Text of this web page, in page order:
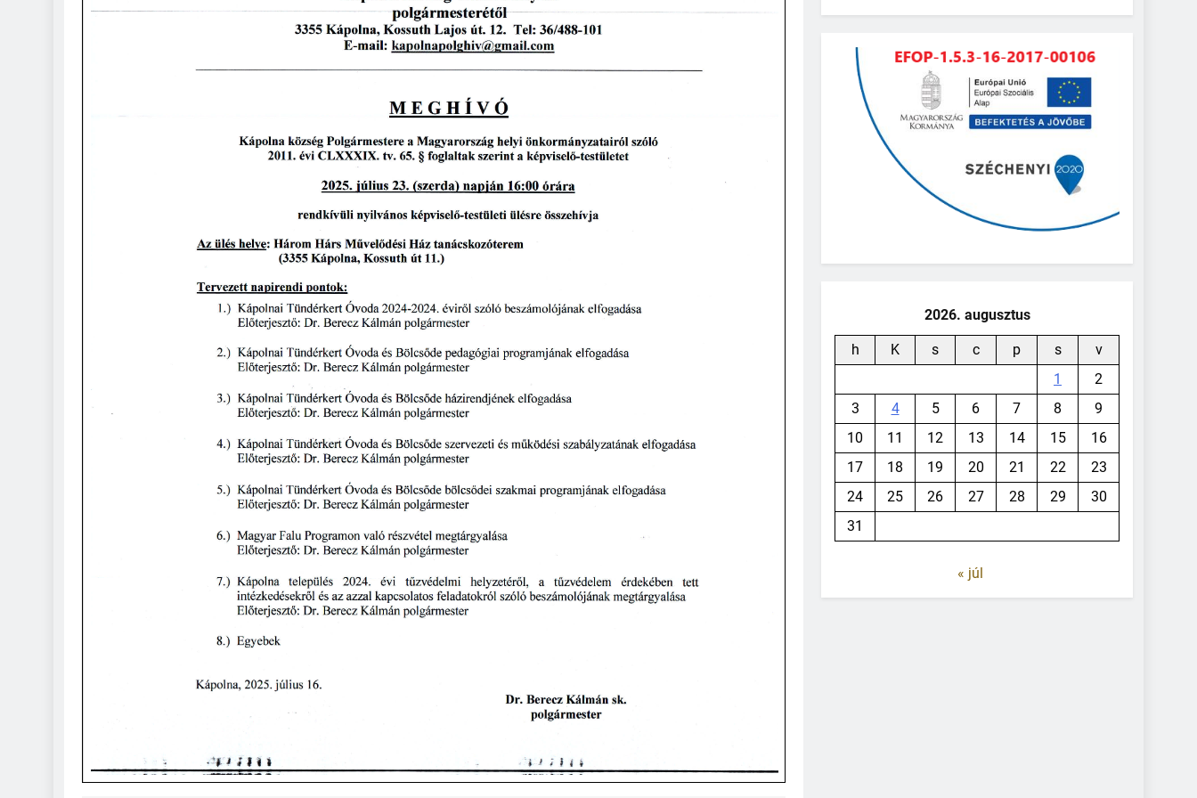
2026. augusztus
h K s c p s
v
1
2
3
4 5 6 7 8
9
10
11 12 13 14 15
16
17
18 19 20 21 22
23
24
25 26 27 28 29
30
31
« júl